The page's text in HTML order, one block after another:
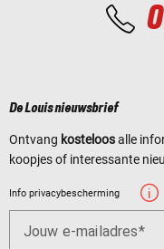
De Louis nieuwsbrief
Ontvang kosteloosalle
koopjes of interessante
Info privacybescherming
Jouw e-mailadres